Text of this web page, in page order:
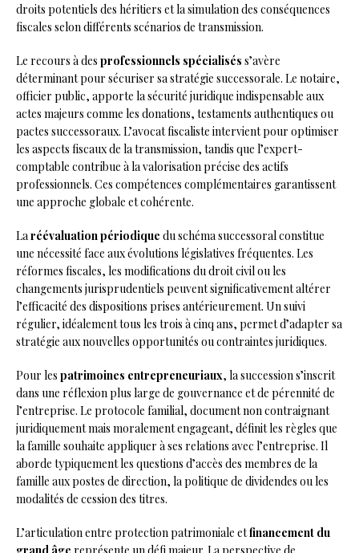
droits potentiels des héritiers et la simulation des conséquences
fiscales selon différents scénarios de transmission.
Le recours à des professionnels spécialisés s’avère
déterminant pour sécuriser sa stratégie successorale. Le notaire,
officier public, apporte la sécurité juridique indispensable aux
actes majeurs comme les donations, testaments authentiques ou
pactes successoraux. L’avocat fiscaliste intervient pour optimiser
les aspects fiscaux de la transmission, tandis que l’expert-
comptable contribue à la valorisation précise des actifs
professionnels. Ces compétences complémentaires garantissent
une approche globale et cohérente.
La réévaluation périodique du schéma successoral constitue
une nécessité face aux évolutions législatives fréquentes. Les
réformes fiscales, les modifications du droit civil ou les
changements jurisprudentiels peuvent significativement altérer
l’efficacité des dispositions prises antérieurement. Un suivi
régulier, idéalement tous les trois à cinq ans, permet d’adapter sa
stratégie aux nouvelles opportunités ou contraintes juridiques.
Pour les patrimoines entrepreneuriaux, la succession s’inscrit
dans une réflexion plus large de gouvernance et de pérennité de
l’entreprise. Le protocole familial, document non contraignant
juridiquement mais moralement engageant, définit les règles que
la famille souhaite appliquer à ses relations avec l’entreprise. Il
aborde typiquement les questions d’accès des membres de la
famille aux postes de direction, la politique de dividendes ou les
modalités de cession des titres.
L’articulation entre protection patrimoniale etfinancement du
grand âge représente un défi majeur. La perspective de